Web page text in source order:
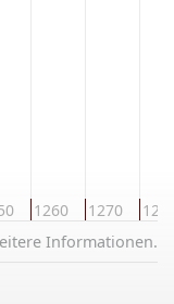
1260 1270
Informationen.